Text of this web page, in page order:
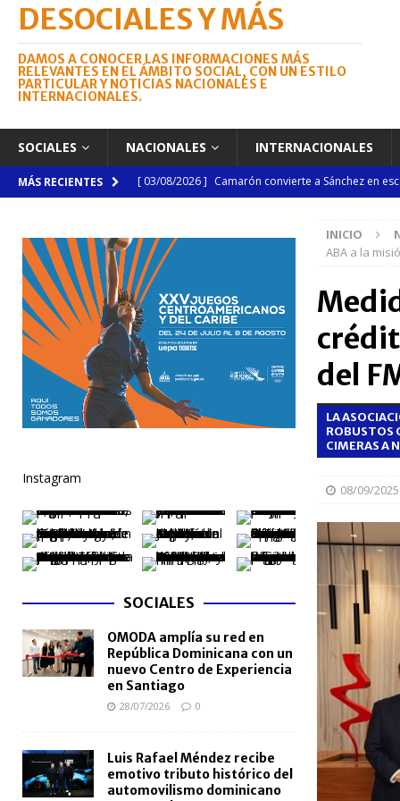
DESOCIALES Y MÁS
DAMOS A CONOCER LAS INFORMACIONES MÁS
RELEVANTES EN EL ÁMBITO SOCIAL, CON UN ESTILO
PARTICULAR Y NOTICIAS NACIONALES E
INTERNACIONALES.
SOCIALES NACIONALES INTERNACIONALES
MÁS RECIENTES [ 03/08/2026 ] Camarón convierte a Sánchez en
NACIONALES
[ 03/08/2026 ]
Dr. Julio Brea Franco
NACIONALES
[ 03/08/2026 ] Subasta de Bienes Nacionales
[ 04/08/2026 ]
NACIONALES
Arritmia puede explicar por qué el
Amistad 2026 llevará atención
[ 04/08/2026 ] Migración somete a la justicia a
NACIONALES
[ 04/08/2026 ]
Derecho de autor alcanza cifra
semestre de 2026
NACIONALES
[ 04/08/2026 ] Turismo dominicano rompe récord
INICIO
ABA a la
del
LA
ROBUSTOS
CIMERAS A
08/09/2025
Instagram
SOCIALES
OMODA amplía su red en
República Dominicana con un
nuevo Centro de Experiencia
en Santiago
28/07/2026 0
Luis Rafael Méndez recibe
emotivo tributo histórico del
automovilismo dominicano